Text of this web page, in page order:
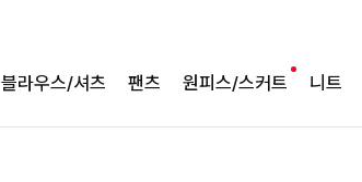
블라우스/셔츠 팬츠 원피스/스커트 니트